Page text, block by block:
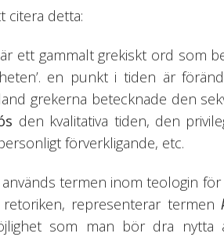
citera detta:
är ett gammalt grekiskt ord som
en punkt i tiden är
grekerna betecknade den
den kvalitativa tiden, den
förverkligande, etc.
termen inom teologin
retoriken, representerar termen
som man bör dra